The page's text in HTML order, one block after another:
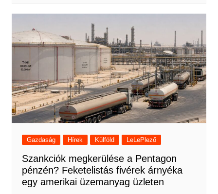
Gazdaság Hírek Külföld LeLePlező
Szankciók megkerülése a Pentagon
pénzén? Feketelistás fivérek árnyéka
egy amerikai üzemanyag üzleten